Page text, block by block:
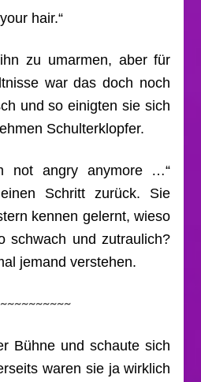
hair.“
zu umarmen, aber für
war das doch noch
und so einigten sie sich
Schulterklopfer.
not angry anymore …“
Schritt zurück. Sie
kennen gelernt, wieso
schwach und zutraulich?
jemand verstehen.
Bühne und schaute sich
waren sie ja wirklich